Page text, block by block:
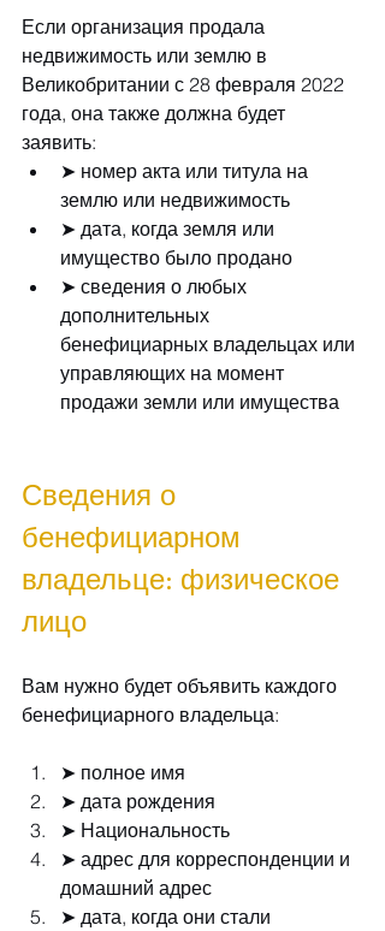
Если организация продала
недвижимость или землю в
Великобритании с 28 февраля 2022
года, она также должна будет
заявить:
➤ номер акта или титула на
землю или недвижимость
➤ дата, когда земля или
имущество было продано
➤ сведения о любых
дополнительных
бенефициарных владельцах или
управляющих на момент
продажи земли или имущества
Сведения о
бенефициарном
владельце: физическое
лицо
Вам нужно будет объявить каждого
бенефициарного владельца:
➤ полное имя
➤ дата рождения
➤ Национальность
➤ адрес для корреспонденции и
домашний адрес
➤ дата, когда они стали